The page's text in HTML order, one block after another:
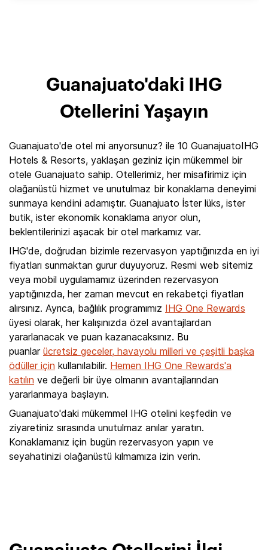
Guanajuato'daki IHG
Otellerini Yaşayın
Guanajuato'de otel mi arıyorsunuz? ile 10 GuanajuatoIHG
Hotels & Resorts, yaklaşan geziniz için mükemmel bir
otele Guanajuato sahip. Otellerimiz, her misafirimiz için
olağanüstü hizmet ve unutulmaz bir konaklama deneyimi
sunmaya kendini adamıştır. Guanajuato İster lüks, ister
butik, ister ekonomik konaklama arıyor olun,
beklentilerinizi aşacak bir otel markamız var.
IHG'de, doğrudan bizimle rezervasyon yaptığınızda en iyi
fiyatları sunmaktan gurur duyuyoruz. Resmi web sitemiz
veya mobil uygulamamız üzerinden rezervasyon
yaptığınızda, her zaman mevcut en rekabetçi fiyatları
alırsınız. Ayrıca, bağlılık programımız IHG One Rewards
üyesi olarak, her kalışınızda özel avantajlardan
yararlanacak ve puan kazanacaksınız. Bu
puanlar ücretsiz geceler, havayolu milleri ve çeşitli başka
ödüller için kullanılabilir. Hemen IHG One Rewards'a
katılın ve değerli bir üye olmanın avantajlarından
yararlanmaya başlayın.
Guanajuato'daki mükemmel IHG otelini keşfedin ve
ziyaretiniz sırasında unutulmaz anılar yaratın.
Konaklamanız için bugün rezervasyon yapın ve
seyahatinizi olağanüstü kılmamıza izin verin.